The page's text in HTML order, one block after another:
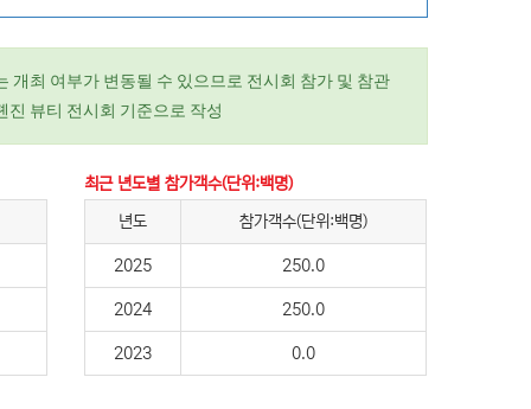
최 여부가 변동될 수 있으므로 전시회 참가 및 참관
뷰티 전시회 기준으로 작성
최근 년도별 참가객수(단위:백명)
년도
참가객수(단위:백명)
2025 250.0
2024 250.0
2023 0.0